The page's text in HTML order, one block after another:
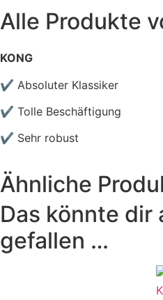
Alle Produkte
KONG
✔ Absoluter Klassiker
✔ Tolle Beschäftigung
✔ Sehr robust
Ähnliche
Das könnte dir
gefallen …